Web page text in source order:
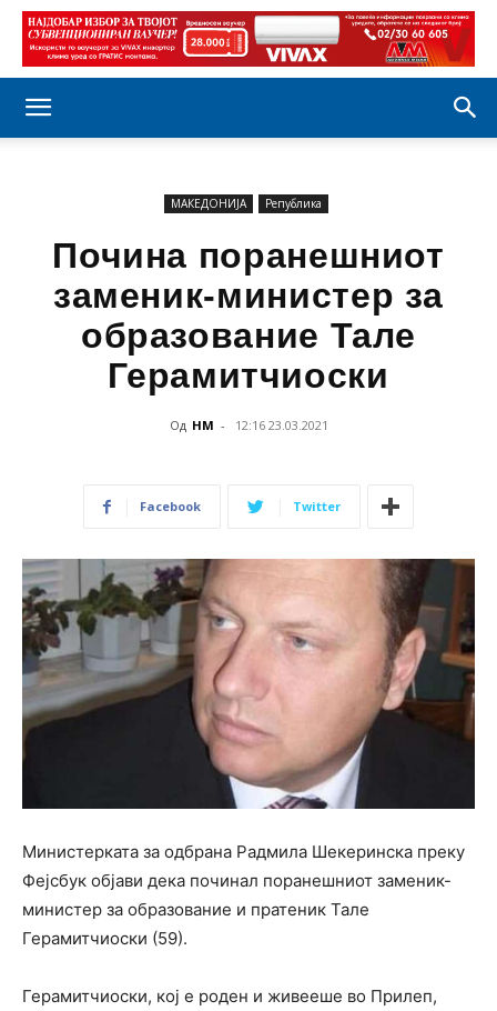
МАКЕДОНИЈА Република
Почина поранешниот
заменик-министер за
образование Тале
Герамитчиоски
Од НМ - 12:16 23.03.2021
Facebook Twitter
Министерката за одбрана Радмила Шекеринска преку
Фејсбук објави дека починал поранешниот заменик-
министер за образование и пратеник Тале
Герамитчиоски (59).
Герамитчиоски, кој е роден и живееше во Прилеп,